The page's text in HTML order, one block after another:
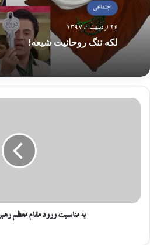
اجتماعی
24 اردیبهشت 1397
لکه ننگ روحانیت شیعه!
به مناسبت ورود مقام معظم